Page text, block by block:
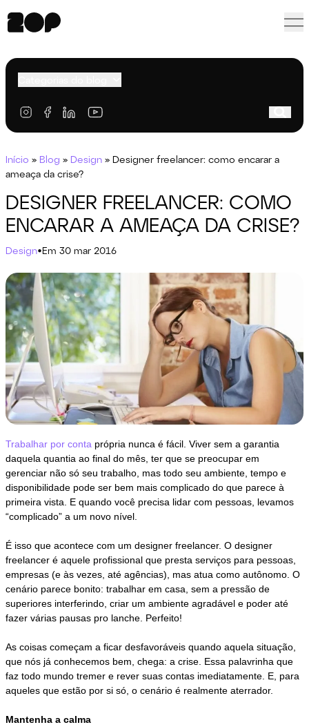
Início » Blog » Design »Designer freelancer: como encarar a
ameaça da crise?
DESIGNER FREELANCER: COMO
ENCARAR A AMEAÇA DA CRISE?
Design•Em 30 mar 2016
Trabalhar por conta própria nunca é fácil. Viver sem a garantia
daquela quantia ao final do mês, ter que se preocupar em
gerenciar não só seu trabalho, mas todo seu ambiente, tempo e
disponibilidade pode ser bem mais complicado do que parece à
primeira vista. E quando você precisa lidar com pessoas, levamos
“complicado” a um novo nível.
É isso que acontece com um designer freelancer. O designer
freelancer é aquele profissional que presta serviços para pessoas,
empresas (e às vezes, até agências), mas atua como autônomo. O
cenário parece bonito: trabalhar em casa, sem a pressão de
superiores interferindo, criar um ambiente agradável e poder até
fazer várias pausas pro lanche. Perfeito!
As coisas começam a ficar desfavoráveis quando aquela situação,
que nós já conhecemos bem, chega: a crise. Essa palavrinha que
faz todo mundo tremer e rever suas contas imediatamente. E, para
aqueles que estão por si só, o cenário é realmente aterrador.
Mantenha a calma